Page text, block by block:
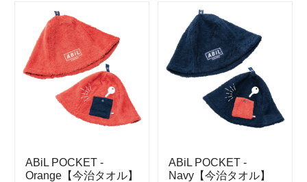
ABiL POCKET -
Orange【今治タオル】
ABiL POCKET -
Navy【今治タオル】